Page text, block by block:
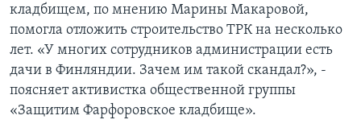
кладбищем, по мнению Марины Макаровой,
помогла отложить строительство ТРК на несколько
лет. «У многих сотрудников администрации есть
дачи в Финляндии. Зачем им такой скандал?», -
поясняет активистка общественной группы
«Защитим Фарфоровское кладбище».